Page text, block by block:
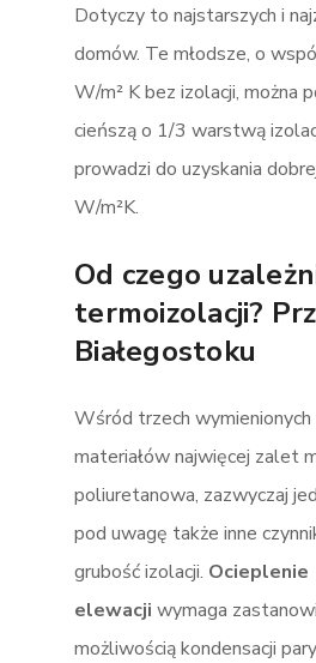
Dotyczy to najstarszych i
domów. Te młodsze, o
W/m² K bez izolacji, można
cieńszą o 1/3 warstwą
prowadzi do uzyskania
W/m²K.
Od czego
termoizolacji?
Białegostoku
Wśród trzech wymienionych
materiałów najwięcej zalet
poliuretanowa, zazwyczaj
pod uwagę także inne
grubość izolacji. Ocieplenie
elewacji wymaga
możliwością kondensacji